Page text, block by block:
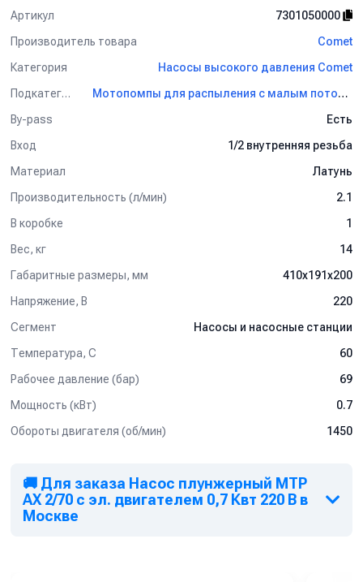
Артикул
7301050000
Производитель товара
Comet
Категория
Насосы высокого давления Comet
Подкатегория
Мотопомпы для распыления с малым потоком Comet
By-pass
Есть
Вход
1/2 внутренняя резьба
Материал
Латунь
Производительность (л/мин)
2.1
В коробке
1
Вес, кг
14
Габаритные размеры, мм
410x191x200
Напряжение, В
220
Сегмент
Насосы и насосные станции
Температура, C
60
Рабочее давление (бар)
69
Мощность (кВт)
0.7
Обороты двигателя (об/мин)
1450
🚚 Для заказа Насос плунжерный MTP
AX 2/70 с эл. двигателем 0,7 Квт 220 В в
Москве